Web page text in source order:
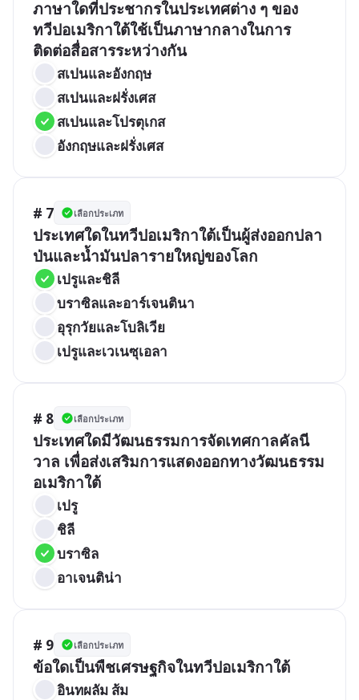
ภาษาใดที่ประชากรในประเทศต่าง ๆ ของ
ทวีปอเมริกาใต้ใช้เป็นภาษากลางในการ
ติดต่อสื่อสารระหว่างกัน
สเปนและอังกฤษ
สเปนและฝรั่งเศส
สเปนและโปรตุเกส
อังกฤษและฝรั่งเศส
# 7 เลือกประเภท
ประเทศใดในทวีปอเมริกาใต้เป็นผู้ส่งออกปลา
ป่นและน้ำมันปลารายใหญ่ของโลก
บราซิลและอาร์เจนตินา
อุรุกวัยและโบลิเวีย
เปรูและเวเนซุเอลา
# 8 เลือกประเภท
ประเทศใดมีวัฒนธรรมการจัดเทศกาลคัลนี
วาล เพื่อส่งเสริมการแสดงออกทางวัฒนธรรม
อเมริกาใต้
เปรู
ชิลี
อาเจนติน่า
# 9 เลือกประเภท
ข้อใดเป็นพืชเศรษฐกิจในทวีปอเมริกาใต้
อินทผลัม ส้ม